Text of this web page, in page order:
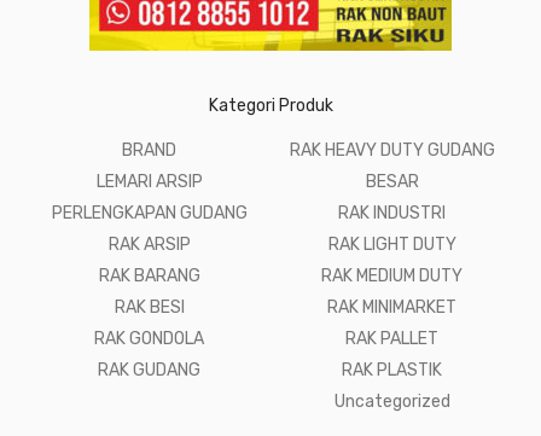
Kategori Produk
BRAND
LEMARI ARSIP
PERLENGKAPAN GUDANG
RAK ARSIP
RAK BARANG
RAK BESI
RAK GONDOLA
RAK GUDANG
RAK HEAVY DUTY GUDANG
BESAR
RAK INDUSTRI
RAK LIGHT DUTY
RAK MEDIUM DUTY
RAK MINIMARKET
RAK PALLET
RAK PLASTIK
Uncategorized